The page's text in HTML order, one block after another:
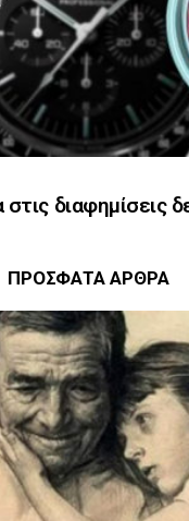
στις διαφημίσεις
ΠΡΌΣΦΑΤΑ ΆΡΘΡΑ